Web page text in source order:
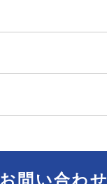
お問い合わせ